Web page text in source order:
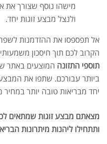
מישהו נוסף שצורך את
ולנצל מבצע זוגות יחד.
אל תפספסו את ההזדמנות
הקרוב לכם תוך חיסכון משמעותי!
תוספי התזונה המוצעים באתר
ביותר עבורכם. שתפו את
יחד מבריאות טובה יותר
מצאתם מבצע זוגות שמתאים
ותתחילו ליהנות מיתרונות